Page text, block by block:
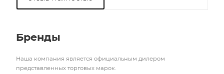
Бренды
Наша компания является официальным дилером
представленных торговых марок.